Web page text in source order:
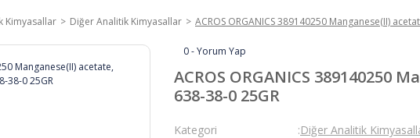
Kimyasallar Diğer Analitik Kimyasallar ACROS ORGANICS 389140250 Manganese(II)
0 - Yorum Yap
ACROS ORGANICS 389140250
638-38-0 25GR
Kategori
Diğer Analitik